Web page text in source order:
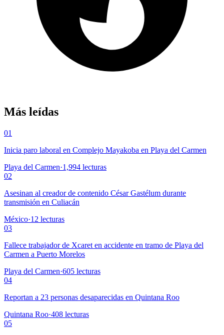
Más leídas
01
Inicia paro laboral en Complejo Mayakoba en Playa del Carmen
Playa del Carmen·1,994 lecturas
02
Asesinan al creador de contenido César Gastélum durante
transmisión en Culiacán
México·12 lecturas
03
Fallece trabajador de Xcaret en accidente en tramo de Playa del
Carmen a Puerto Morelos
Playa del Carmen·605 lecturas
04
Reportan a 23 personas desaparecidas en Quintana Roo
Quintana Roo·408 lecturas
05